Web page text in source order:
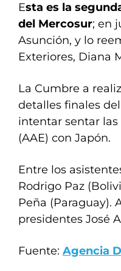
Esta es la
del Mercosur; en
Asunción, y lo
Exteriores, Diana
La Cumbre a
detalles finales
intentar sentar las
(AAE) con Japón.
Entre los
Rodrigo Paz
Peña (Paraguay).
presidentes José
Fuente: Agencia